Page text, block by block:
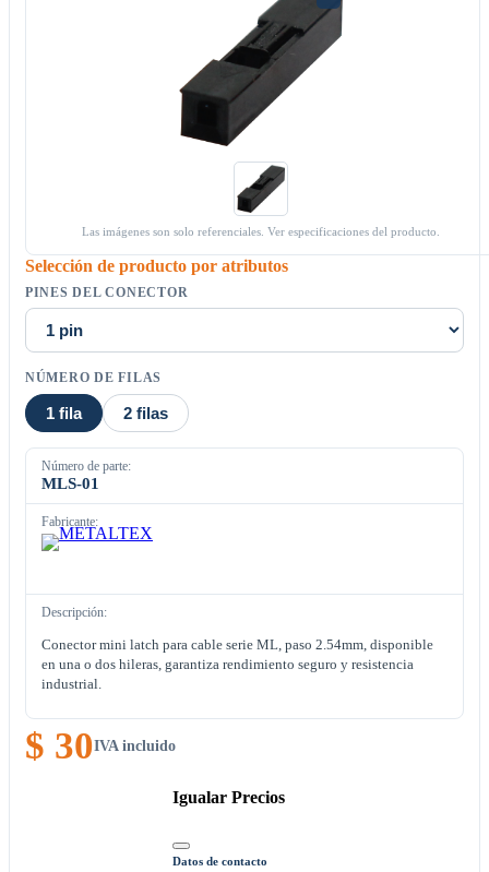
Las imágenes son solo referenciales. Ver especificaciones del producto.
Selección de producto por atributos
PINES DEL CONECTOR
NÚMERO DE FILAS
1 fila 2 filas
Número de parte:
MLS-01
Fabricante:
Descripción:
Conector mini latch para cable serie ML, paso 2.54mm, disponible
en una o dos hileras, garantiza rendimiento seguro y resistencia
industrial.
$ 30IVA incluido
Igualar Precios
Datos de contacto